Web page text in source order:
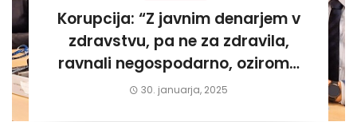
Korupcija: “Z javnim denarjem v
zdravstvu, pa ne za zdravila,
ravnali negospodarno, oziroma
za lastni žep. Tokrat na Žalskem«
30. januarja, 2025